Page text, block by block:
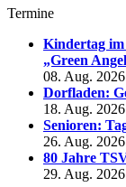
Termine
Kindertag
„Green
08. Aug.
Dorfladen:
18. Aug.
Senioren:
26. Aug.
80 Jahre
29. Aug.